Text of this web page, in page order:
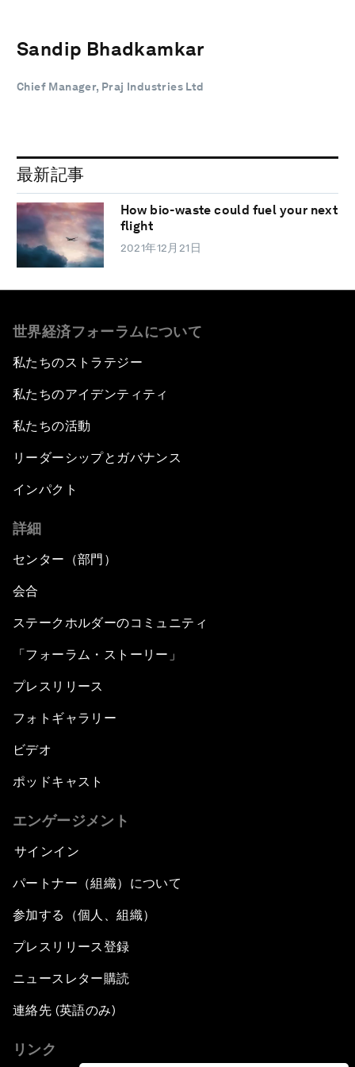
Sandip Bhadkamkar
Chief Manager, Praj Industries Ltd
最新記事
How bio-waste could fuel your next
flight
2021年12月21日
世界経済フォーラムについて
私たちのストラテジー
私たちのアイデンティティ
私たちの活動
リーダーシップとガバナンス
インパクト
詳細
センター（部門）
会合
ステークホルダーのコミュニティ
「フォーラム・ストーリー」
プレスリリース
フォトギャラリー
ビデオ
ポッドキャスト
エンゲージメント
サインイン
パートナー（組織）について
参加する（個人、組織）
プレスリリース登録
ニュースレター購読
連絡先 (英語のみ)
リンク